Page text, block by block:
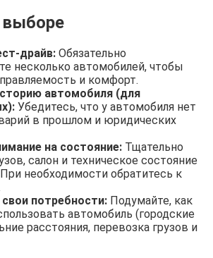
драйв: Обязательно
несколько автомобилей, чтобы
и комфорт.
автомобиля (для
Убедитесь, что у автомобиля нет
в прошлом и юридических
на состояние: Тщательно
салон и техническое состояние
необходимости обратитесь к
потребности: Подумайте, как
автомобиль (городские
расстояния, перевозка грузов и